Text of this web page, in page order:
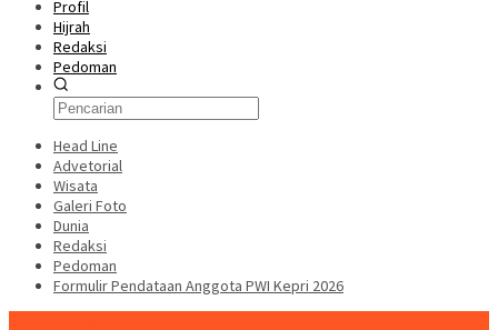
Profil
Hijrah
Redaksi
Pedoman
Head Line
Advetorial
Wisata
Galeri Foto
Dunia
Redaksi
Pedoman
Formulir Pendataan Anggota PWI Kepri 2026